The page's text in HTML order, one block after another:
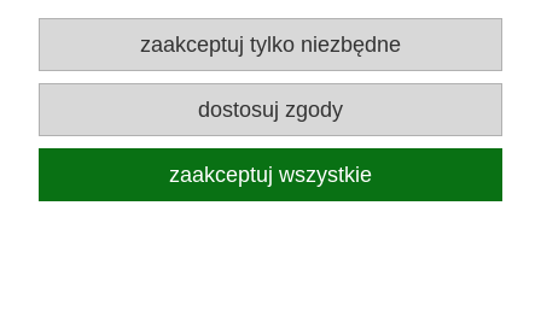
« 1 2 »
zaakceptuj tylko niezbędne
dostosuj zgody
zaakceptuj wszystkie